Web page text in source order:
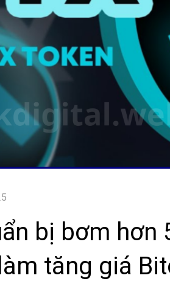
bị bơm hơn
tăng giá